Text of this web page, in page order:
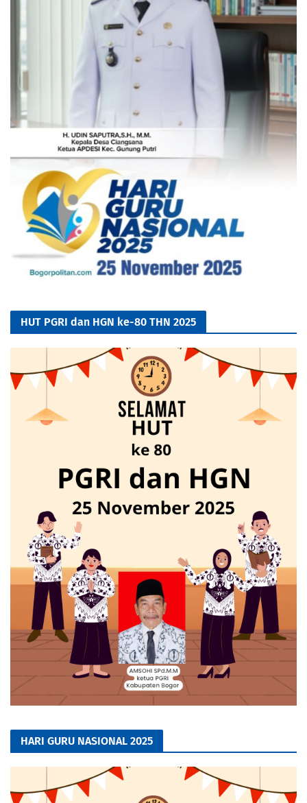
HUT PGRI dan HGN ke-80 THN 2025
HARI GURU NASIONAL 2025